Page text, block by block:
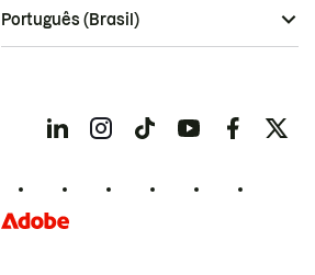
Português (Brasil)